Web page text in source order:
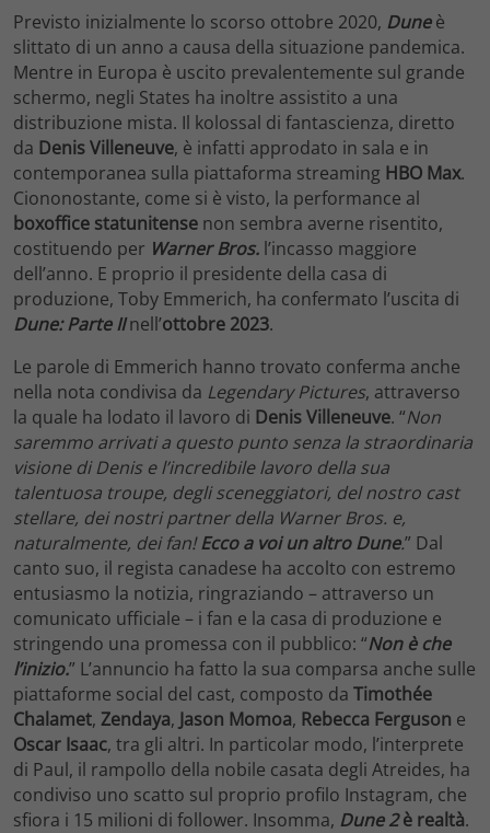
Previsto inizialmente lo scorso ottobre 2020, Duneè
slittato di un anno a causa della situazione pandemica.
Mentre in Europa è uscito prevalentemente sul grande
schermo, negli States ha inoltre assistito a una
distribuzione mista. Il kolossal di fantascienza, diretto
da Denis Villeneuve, è infatti approdato in sala e in
contemporanea sulla piattaforma streaming HBO Max.
Ciononostante, come si è visto, la performance al
boxoffice statunitense non sembra averne risentito,
costituendo per Warner Bros. l’incasso maggiore
dell’anno. E proprio il presidente della casa di
produzione, Toby Emmerich, ha confermato l’uscita di
Dune: Parte IInell’ottobre 2023.
Le parole di Emmerich hanno trovato conferma anche
nella nota condivisa da Legendary Pictures, attraverso
la quale ha lodato il lavoro di Denis Villeneuve. “Non
saremmo arrivati a questo punto senza la straordinaria
visione di Denis e l’incredibile lavoro della sua
talentuosa troupe, degli sceneggiatori, del nostro cast
stellare, dei nostri partner della Warner Bros. e,
naturalmente, dei fan!Ecco a voi un altro Dune.” Dal
canto suo, il regista canadese ha accolto con estremo
entusiasmo la notizia, ringraziando – attraverso un
comunicato ufficiale – i fan e la casa di produzione e
stringendo una promessa con il pubblico: “Non è che
l’inizio.” L’annuncio ha fatto la sua comparsa anche sulle
piattaforme social del cast, composto da Timothée
Chalamet, Zendaya, Jason Momoa, Rebecca Ferguson e
Oscar Isaac, tra gli altri. In particolar modo, l’interprete
di Paul, il rampollo della nobile casata degli Atreides, ha
condiviso uno scatto sul proprio profilo Instagram, che
sfiora i 15 milioni di follower. Insomma, Dune 2è realtà.